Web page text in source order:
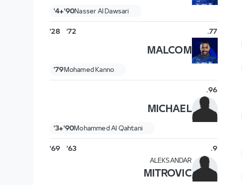
Nasser Al Dawsari
90'+4'
77
.
72'
28'
MALCOM
Mohamed Kanno
79'
96
.
MICHAEL
Mohammed Al Qahtani
90'+3'
9
.
63'
69'
ALEKSANDAR
MITROVIC